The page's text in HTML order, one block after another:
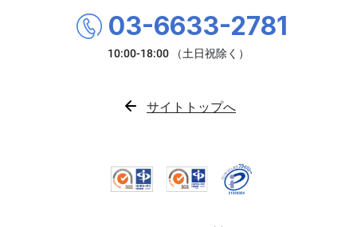
03-6633-2781
サイトトップへ